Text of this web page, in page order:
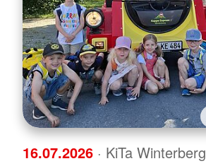
16.07.2026 · KiTa Winterberg